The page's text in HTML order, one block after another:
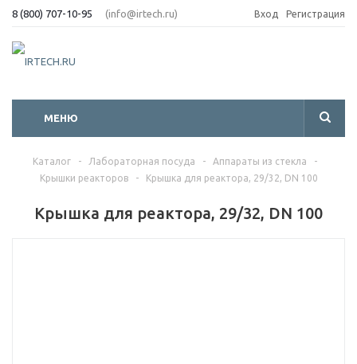
8 (800) 707-10-95 (info@irtech.ru) Вход Регистрация
МЕНЮ
Каталог - Лабораторная посуда - Аппараты из стекла
-
Крышки реакторов
- Крышка для реактора, 29/32, DN 100
Крышка для реактора, 29/32, DN 100